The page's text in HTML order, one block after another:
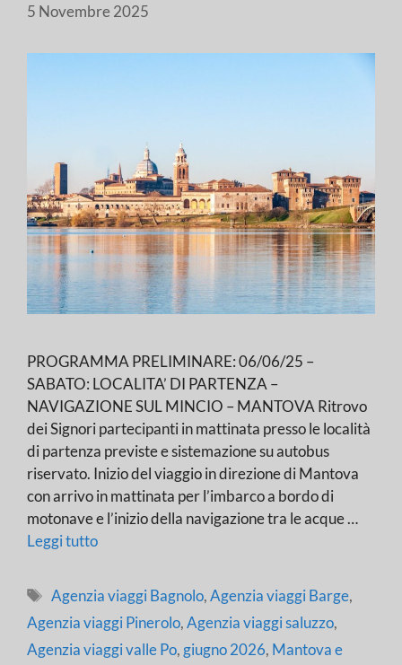
5 Novembre 2025
PROGRAMMA PRELIMINARE: 06/06/25 –
SABATO: LOCALITA’ DI PARTENZA –
NAVIGAZIONE SUL MINCIO – MANTOVA Ritrovo
dei Signori partecipanti in mattinata presso le località
di partenza previste e sistemazione su autobus
riservato. Inizio del viaggio in direzione di Mantova
con arrivo in mattinata per l’imbarco a bordo di
motonave e l’inizio della navigazione tra le acque …
Leggi tutto
Tag
Agenzia viaggi Bagnolo,Agenzia viaggi Barge,
Agenzia viaggi Pinerolo,Agenzia viaggi saluzzo,
Agenzia viaggi valle Po, giugno 2026, Mantova e